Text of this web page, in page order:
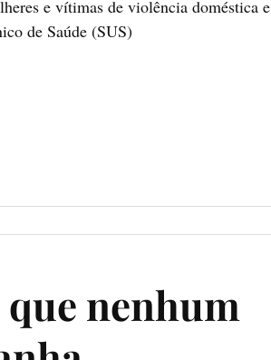
e vítimas de violência doméstica e
Único de Saúde (SUS)
nenhum